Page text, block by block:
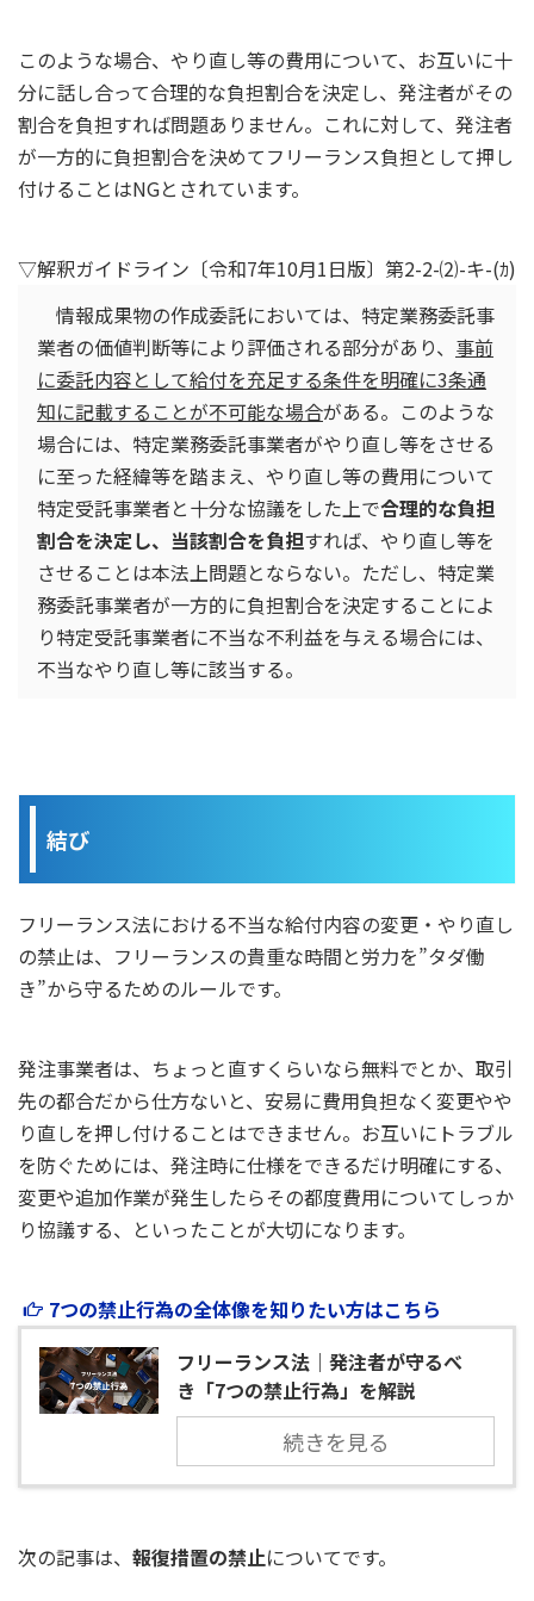
このような場合、やり直し等の費用について、お互いに十
分に話し合って合理的な負担割合を決定し、発注者がその
割合を負担すれば問題ありません。これに対して、発注者
が一方的に負担割合を決めてフリーランス負担として押し
付けることはNGとされています。
▽解釈ガイドライン〔令和7年10月1日版〕第2-2-⑵-キ-(ｶ)
情報成果物の作成委託においては、特定業務委託事
業者の価値判断等により評価される部分があり、 事前
に委託内容として給付を充足する条件を明確に3条通
知に記載することが不可能な場合がある。このような
場合には、特定業務委託事業者がやり直し等をさせる
に至った経緯等を踏まえ、やり直し等の費用について
特定受託事業者と十分な協議をした上で合理的な負担
割合を決定し、当該割合を負担すれば、やり直し等を
させることは本法上問題とならない。ただし、特定業
務委託事業者が一方的に負担割合を決定することによ
り特定受託事業者に不当な不利益を与える場合には、
不当なやり直し等に該当する。
結び
フリーランス法における不当な給付内容の変更・やり直し
の禁止は、フリーランスの貴重な時間と労力を”タダ働
き”から守るためのルールです。
発注事業者は、ちょっと直すくらいなら無料でとか、取引
先の都合だから仕方ないと、安易に費用負担なく変更やや
り直しを押し付けることはできません。お互いにトラブル
を防ぐためには、発注時に仕様をできるだけ明確にする、
変更や追加作業が発生したらその都度費用についてしっか
り協議する、といったことが大切になります。
7つの禁止行為の全体像を知りたい方はこちら
フリーランス法｜発注者が守るべ
き「7つの禁止行為」を解説
続きを見る
次の記事は、 報復措置の禁止についてです。